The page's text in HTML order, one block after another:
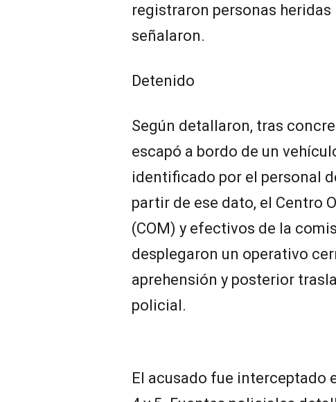
registraron personas
señalaron.
Detenido
Según detallaron, tras
escapó a bordo de un
identificado por el personal
partir de ese dato, el Centro
(COM) y efectivos de la
desplegaron un operativo
aprehensión y posterior
policial.
El acusado fue interceptado